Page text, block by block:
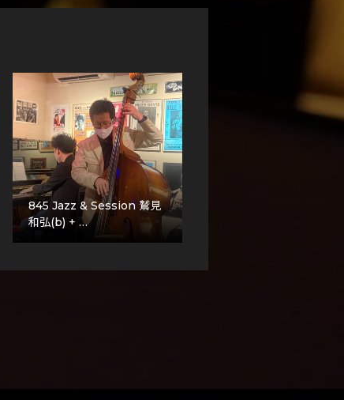
845 Jazz & Session 鷲見
和弘(b) + …